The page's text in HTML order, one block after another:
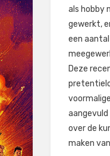
als hobby
gewerkt,
een
Deze
over de
maken